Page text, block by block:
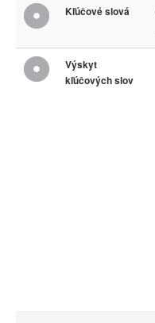
Kľúčové slová
Výskyt
kľúčových slov